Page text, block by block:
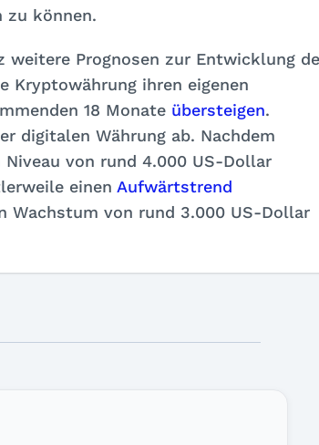
zu können.
weitere Prognosen zur Entwicklung
Kryptowährung ihren eigenen
18 Monate übersteigen.
digitalen Währung ab. Nachdem
von rund 4.000 US-Dollar
einen Aufwärtstrend
Wachstum von rund 3.000 US-Dollar